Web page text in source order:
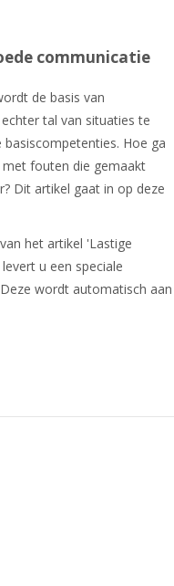
communicatie
de basis van
tal van situaties te
Hoe ga
fouten die gemaakt
Dit artikel gaat in op deze
het artikel 'Lastige
u een speciale
wordt automatisch aan